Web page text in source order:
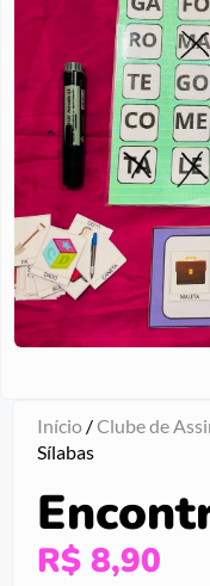
Início /Clube de
Sílabas
R$ 8,90